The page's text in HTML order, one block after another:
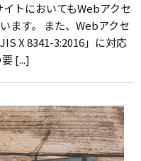
トにおいてもWebアクセ
ます。 また、Webアクセ
X 8341-3:2016」に対応
[...]